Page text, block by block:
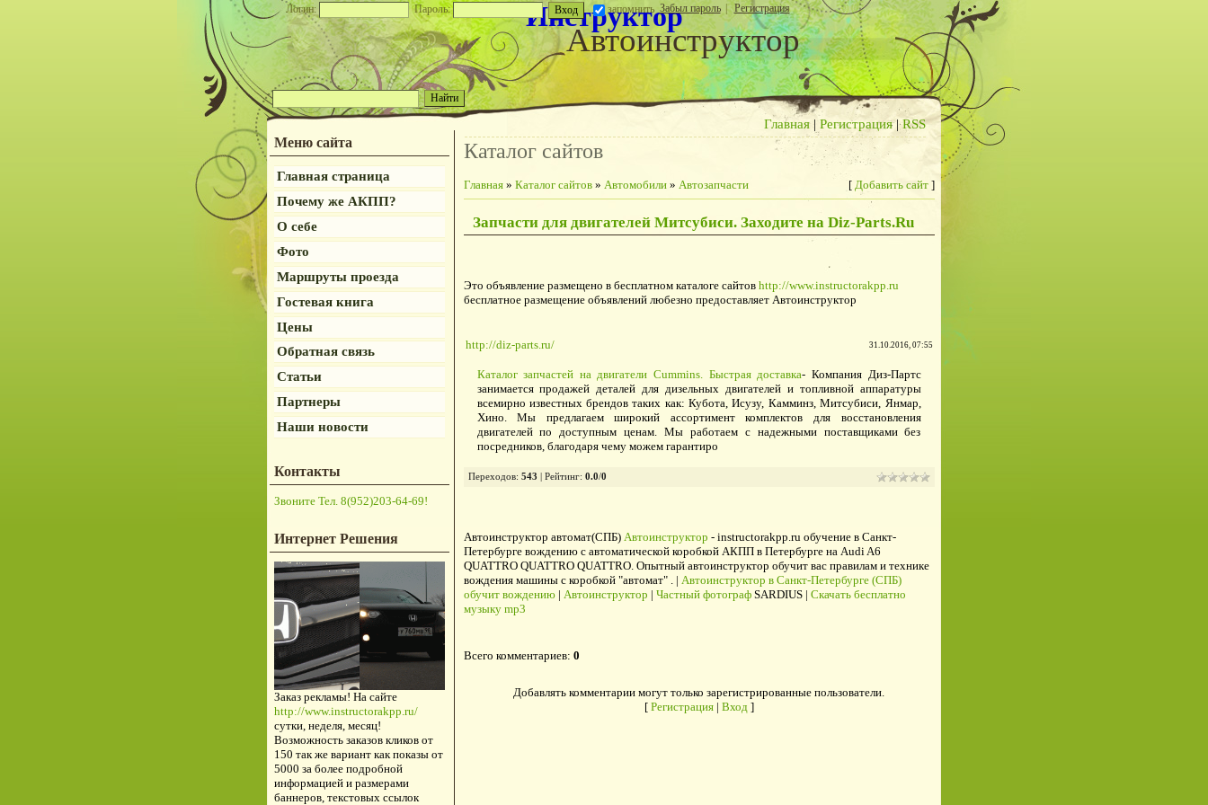
Логин: Пароль: запомнить Забыл пароль | Регистрация
Автоинструктор
Инструктор
Главная| Регистрация|RSS
Меню сайта
Главная страница
Почему же АКПП?
О себе
Фото
Маршруты проезда
Гостевая книга
Цены
Обратная связь
Статьи
Партнеры
Наши новости
Контакты
Звоните Тел. 8(952)203-64-69!
Интернет Решения
Заказ рекламы! На сайте
http://www.instructorakpp.ru/
сутки, неделя, месяц!
Возможность заказов кликов от
150 так же вариант как показы от
5000 за более подробной
информацией и размерами
баннеров, текстовых ссылок
Каталог сайтов
Главная» Каталог сайтов» Автомобили» Автозапчасти [ Добавить сайт]
Запчасти для двигателей Митсубиси. Заходите на Diz-Parts.Ru
Это объявление размещено в бесплатном каталоге сайтов http://www.instructorakpp.ru
бесплатное размещение объявлений любезно предоставляет Автоинструктор
http://diz-parts.ru/ 31.10.2016, 07:55
Каталог запчастей на двигатели Cummins. Быстрая доставка- Компания Диз-Партс
занимается продажей деталей для дизельных двигателей и топливной аппаратуры
всемирно известных брендов таких как: Кубота, Исузу, Камминз, Митсубиси, Янмар,
Хино. Мы предлагаем широкий ассортимент комплектов для восстановления
двигателей по доступным ценам. Мы работаем с надежными поставщиками без
посредников, благодаря чему можем гарантиро
Переходов: 543 Рейтинг: 0.0/0
Автоинструктор автомат(СПБ) Автоинструктор - instructorakpp.ru обучение в Санкт-
Петербурге вождению с автоматической коробкой АКПП в Петербурге на Audi A6
QUATTRO QUATTRO QUATTRO. Опытный автоинструктор обучит вас правилам и технике
вождения машины с коробкой "автомат" . | Автоинструктор в Санкт-Петербурге (СПБ)
обучит вождению| Автоинструктор | Частный фотографSARDIUS | Скачать бесплатно
музыку mp3
Всего комментариев: 0
Добавлять комментарии могут только зарегистрированные пользователи.
[ Регистрация| Вход]